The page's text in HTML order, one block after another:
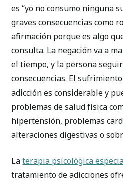
es “yo no consumo ninguna
graves consecuencias como
afirmación porque es algo
consulta. La negación va a
el tiempo, y la persona
consecuencias. El
adicción es considerable y
problemas de salud física
hipertensión, problemas
alteraciones digestivas o
Laterapia psicológica
tratamiento de adicciones